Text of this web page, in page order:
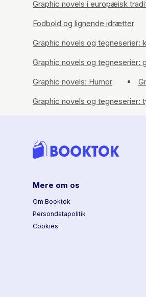
Graphic novels i europæisk
Fodbold og lignende idrætter
Graphic novels og tegneserier:
Graphic novels og tegneserier:
Graphic novels: Humor
Graphic novels og tegneserier:
Mere om os
Om Booktok
Persondatapolitik
Cookies